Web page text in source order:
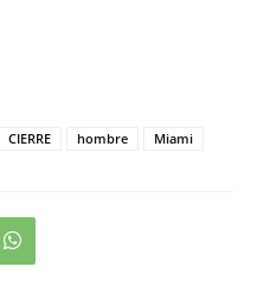
CIERRE hombre Miami